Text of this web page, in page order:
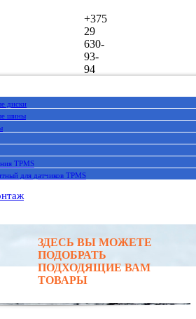
+375
29
630-
93-
94
диски
шины
TPMS
для датчиков TPMS
ЗДЕСЬ ВЫ МОЖЕТЕ
ПОДОБРАТЬ
ПОДХОДЯЩИЕ ВАМ
ТОВАРЫ